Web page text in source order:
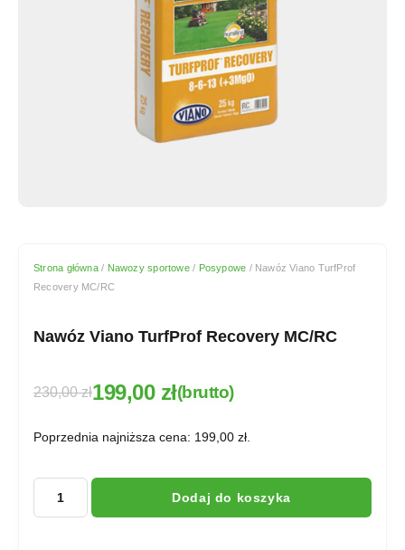
Strona główna/ Nawozy sportowe/ Posypowe / Nawóz Viano TurfProf
Recovery MC/RC
Nawóz Viano TurfProf Recovery MC/RC
230,00zł199,00 zł(brutto)
Poprzednia najniższa cena: 199,00 zł
Dodaj do koszyka